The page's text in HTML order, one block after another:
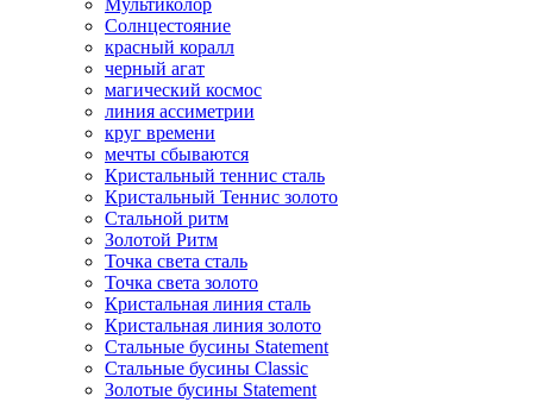
Мультиколор
Солнцестояние
красный коралл
черный агат
магический космос
линия ассиметрии
круг времени
мечты сбываются
Кристальный теннис сталь
Кристальный Теннис золото
Стальной ритм
Золотой Ритм
Точка света сталь
Точка света золото
Кристальная линия сталь
Кристальная линия золото
Стальные бусины Statement
Стальные бусины Classic
Золотые бусины Statement